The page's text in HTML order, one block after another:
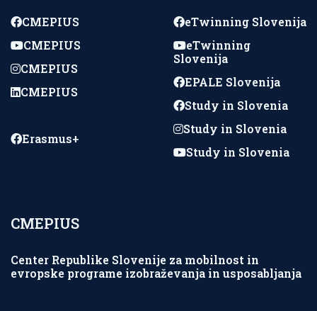
CMEPIUS
CMEPIUS
CMEPIUS
CMEPIUS
Erasmus+
eTwinning Slovenija
eTwinning
Slovenija
EPALE Slovenija
Study in Slovenia
Study in Slovenia
Study in Slovenia
CMEPIUS
Center Republike Slovenije za mobilnost in
evropske programe izobraževanja in usposabljanja